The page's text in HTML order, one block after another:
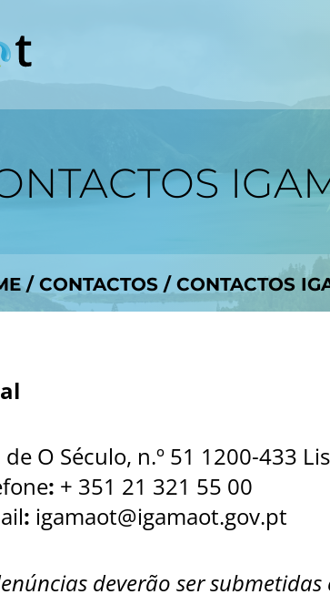
/ CONTACTOS / CONTACTOS
de O Século, n.º 51 1200-433
: + 351 21 321 55 00
: igamaot@igamaot.gov.pt
deverão ser submetidas